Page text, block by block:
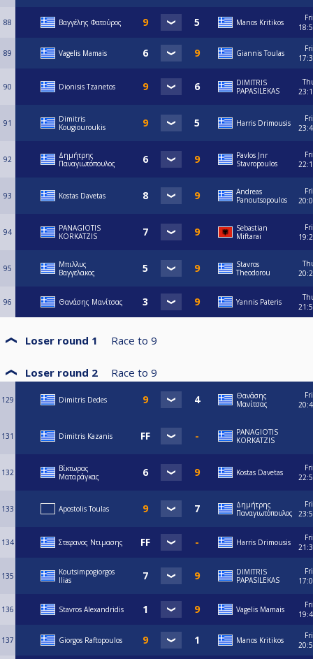
88 Βαγγέλης Φατούρος Manos Kritikos
Fri
89 Vagelis Mamais Giannis Toulas
Fri
90 Dionisis Tzanetos
DIMITRIS
PAPASILEKAS
91
Dimitris
Kougiouroukis
Harris Drimousis
Fri
92
Δημήτρης
Παναγιωτόπουλος
Pavlos Jnr
Stavropoulos
Fri
93 Kostas Davetas
Andreas
Panoutsopoulos
Fri
94
PANAGIOTIS
KORKATZIS
Sebastian
Miftarai
Fri
95
Μπιλλυς
Βαγγελακος
Stavros
Theodorou
96 Θανάσης Μανίτσας Yannis Pateris
Loser round 1 Race to 9
Loser round 2 Race to 9
129 Dimitris Dedes
Θανάσης
Μανίτσας
Fri
131 Dimitris Kazanis
PANAGIOTIS
KORKATZIS
132
Βίκτωρας
Ματαράγκας
Kostas Davetas
Fri
133 Apostolis Toulas
Δημήτρης
Παναγιωτόπουλος
Fri
134 Στεφανος Ντιμασης Harris Drimousis
Fri
135
Koutsimpogiorgos
Ilias
DIMITRIS
PAPASILEKAS
Fri
136 Stavros Alexandridis Vagelis Mamais
Fri
137 Giorgos Raftopoulos Manos Kritikos
Fri